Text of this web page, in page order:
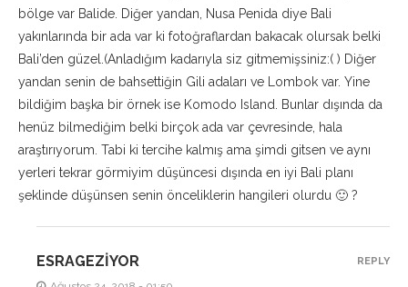
bölge var Balide. Diğer yandan, Nusa Penida diye Bali
yakınlarında bir ada var ki fotoğraflardan bakacak olursak belki
Bali’den güzel.(Anladığım kadarıyla siz gitmemişsiniz:( ) Diğer
yandan senin de bahsettiğin Gili adaları ve Lombok var. Yine
bildiğim başka bir örnek ise Komodo Island. Bunlar dışında da
henüz bilmediğim belki birçok ada var çevresinde, hala
araştırıyorum. Tabi ki tercihe kalmış ama şimdi gitsen ve aynı
yerleri tekrar görmiyim düşüncesi dışında en iyi Bali planı
şeklinde düşünsen senin önceliklerin hangileri olurdu 🙂 ?
ESRAGEZIYOR REPLY